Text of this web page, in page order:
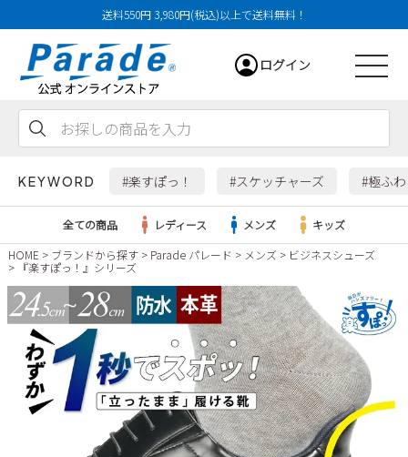
送料550円 3,980円(税込)以上で送料無料！
ログイン
KEYWORD #楽すぽっ！ #スケッチャーズ #極ふ
レディース
すべての商品
サンダル
メンズ
すべての商品
キッズ
全ての商品 レディース メンズ
キッズ
HOME
ブランドから探す Parade パレード メンズ
ビジネスシューズ
『楽すぽっ！』シリーズ